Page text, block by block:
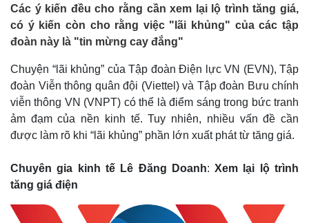
Việc làm
Biển đảo
Các ý kiến đều cho rằng cần xem lại lộ trình tăng giá,
có ý kiến còn cho rằng việc "lãi khủng" của các tập
đoàn này là "tin mừng cay đắng"
Chuyện “lãi khủng” của Tập đoàn Điện lực VN (EVN), Tập
đoàn Viễn thông quân đội (Viettel) và Tập đoàn Bưu chính
viễn thông VN (VNPT) có thể là điểm sáng trong bức tranh
ảm đạm của nền kinh tế. Tuy nhiên, nhiều vấn đề cần
được làm rõ khi “lãi khủng” phần lớn xuất phát từ tăng giá.
Chuyên gia kinh tế Lê Đăng Doanh:Xem lại lộ trình
tăng giá điện